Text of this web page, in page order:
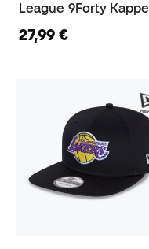
League 9Forty Kappe
27,99 €